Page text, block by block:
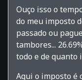
Ouço isso o
do meu imposto
passado ou
tambores...
todo e de quanto
Aqui o imposto é